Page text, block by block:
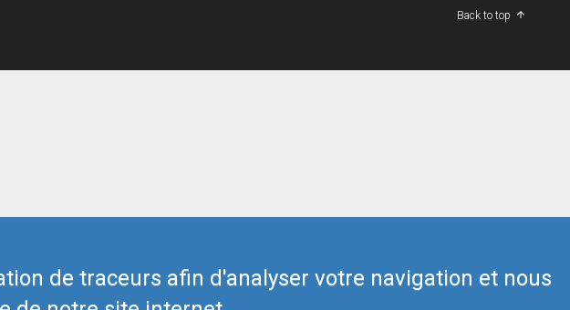
de traceurs afin d'analyser votre navigation et nous
Back to top